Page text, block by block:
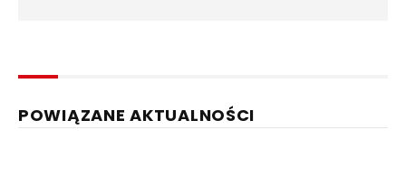
POWIĄZANE AKTUALNOŚCI